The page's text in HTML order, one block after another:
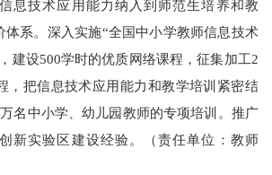
息技术应用能力纳入到师范生培养和教
体系。深入实施“全国中小学教师信息技术
建设500学时的优质网络课程，征集加工2
，把信息技术应用能力和教学培训紧密结
名中小学、幼儿园教师的专项培训。推广
新实验区建设经验。（责任单位：教师